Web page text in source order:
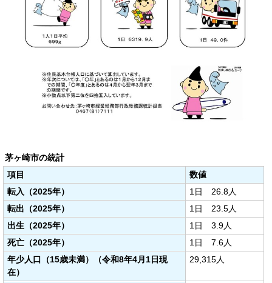
茅ヶ崎市の統計
項目
数値
転入
（2025年）
1日 26.8人
転出 （2025年）
1日 23.5人
出生 （2025年）
1日 3.9人
死亡 （2025年）
1日 7.6人
年少人口
（15歳未満）（令和8年4月1日現
在）
29,315人